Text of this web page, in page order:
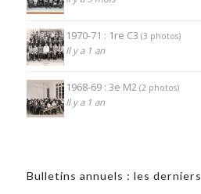
1970-71 : 1re C3 (3 photos)
Il y a 1 an
1968-69 : 3e M2 (2 photos)
Il y a 1 an
Bulletins annuels : les derniers